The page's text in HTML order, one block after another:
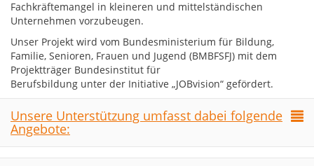
Fachkräftemangel in kleineren und mittelständischen
Unternehmen vorzubeugen.
Unser Projekt wird vom Bundesministerium für Bildung,
Familie, Senioren, Frauen und Jugend (BMBFSFJ) mit dem
Projektträger Bundesinstitut für
Berufsbildung unter der Initiative „JOBvision“ gefördert.
Unsere Unterstützung umfasst dabei folgende
Angebote: